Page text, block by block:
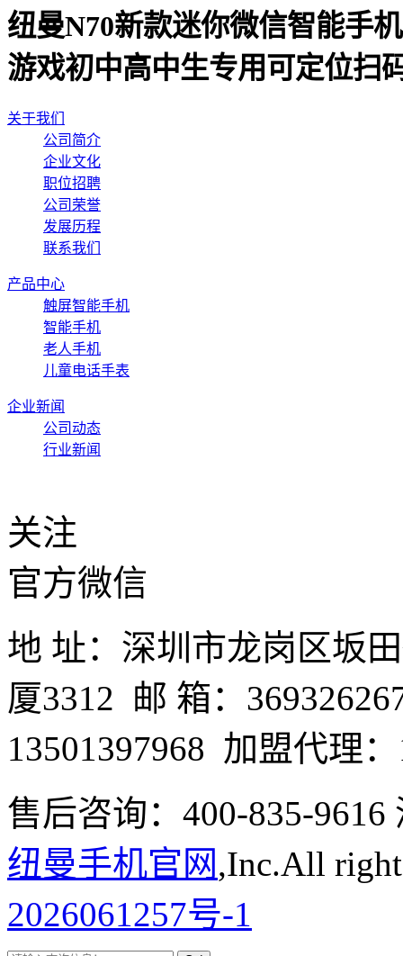
纽曼N70新款迷你微信智能手
游戏初中高中生专用可定位扫
关于我们
公司简介
企业文化
职位招聘
公司荣誉
发展历程
产品中心
触屏智能手机
智能手机
老人手机
企业新闻
公司动态
关注
官方微信
地 址：深圳市龙岗区坂
厦3312 邮 箱：
13501397968 加盟代理
售后咨询：400-835-
纽曼手机官网,Inc.All
2026061257号-1